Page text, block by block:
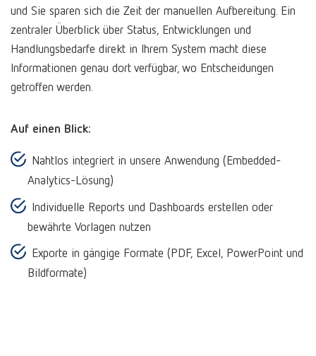
und Sie sparen sich die Zeit der manuellen Aufbereitung. Ein
zentraler Überblick über Status, Entwicklungen und
Handlungsbedarfe direkt in Ihrem System macht diese
Informationen genau dort verfügbar, wo Entscheidungen
getroffen werden.
Auf einen Blick:
Nahtlos integriert in unsere Anwendung (Embedded-
Analytics-Lösung)
Individuelle Reports und Dashboards erstellen oder
bewährte Vorlagen nutzen
Exporte in gängige Formate (PDF, Excel, PowerPoint und
Bildformate)